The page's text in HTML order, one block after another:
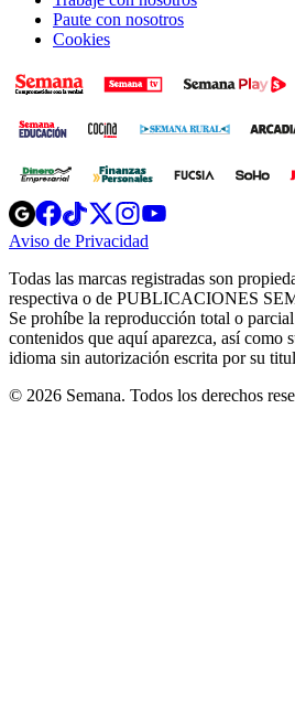
Paute con nosotros
Cookies
Opens
in
new
Opens
in
new
Opens
in
new
window
Opens
new
windowwindow
Aviso de Privacidad
new
window
Todas las marcas registradas son
respectiva o de PUBLICACIONES
Se prohíbe la reproducción total o
contenidos que aquí aparezca, así como
idioma sin autorización escrita por su
© 2026 Semana. Todos los derechos